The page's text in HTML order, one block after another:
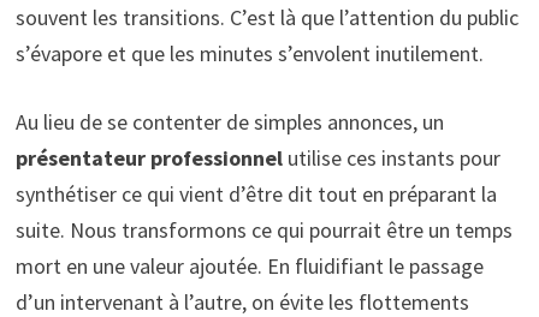
souvent les transitions. C’est là que l’attention du public
s’évapore et que les minutes s’envolent inutilement.
Au lieu de se contenter de simples annonces, un
présentateur professionnelutilise ces instants pour
synthétiser ce qui vient d’être dit tout en préparant la
suite. Nous transformons ce qui pourrait être un temps
mort en une valeur ajoutée. En fluidifiant le passage
d’un intervenant à l’autre, on évite les flottements